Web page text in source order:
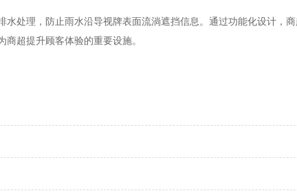
处理，防止雨水沿导视牌表面流淌遮挡信息。通过功能化设计，商
超提升顾客体验的重要设施。